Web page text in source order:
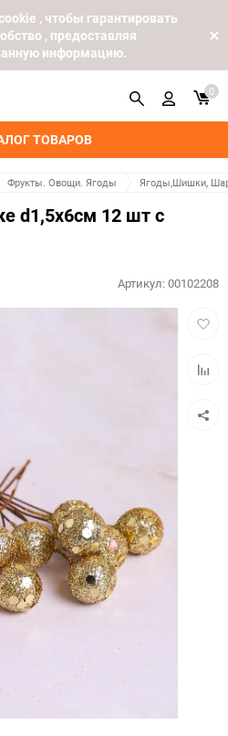
, чтобы гарантировать
, предоставляя
информацию.
ТОВАРОВ
0
Фрукты. Овощи. Ягоды Ягоды,Шишки,
d1,5х6см 12 шт с
Артикул:00102208